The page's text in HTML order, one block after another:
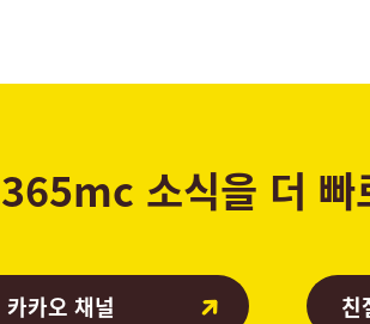
365mc 소식을 더 빠
카오 채널 친